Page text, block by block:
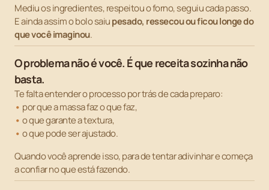
Mediu os ingredientes, respeitou o forno, seguiu cada passo.
E ainda assim o bolo saiupesado, ressecou ou ficou longe do
que você imaginou.
O problema não é você. É que receita sozinha não
basta.
Te falta entender o processo por trás de cada preparo:
• por que a massa faz o que faz,
• o que garante a textura,
• o que pode ser ajustado.
Quando você aprende isso, para de tentar adivinhar e começa
a confiar no que está fazendo.